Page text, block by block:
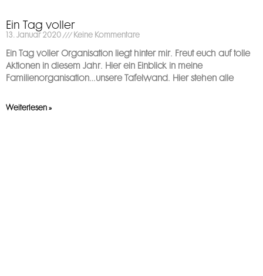
Ein Tag voller
13. Januar 2020 Keine Kommentare
Ein Tag voller Organisation liegt hinter mir. Freut euch auf tolle
Aktionen in diesem Jahr. Hier ein Einblick in meine
Familienorganisation…unsere Tafelwand. Hier stehen alle
Weiterlesen »